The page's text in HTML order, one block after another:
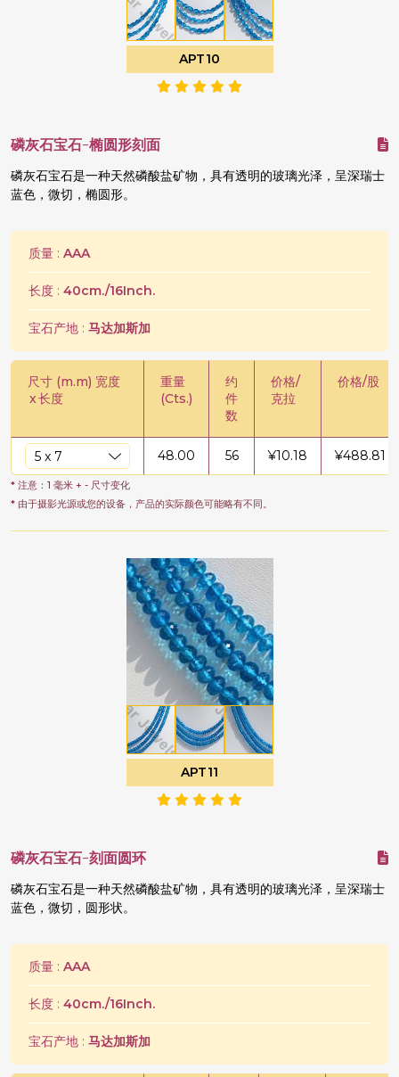
APT10
磷灰石宝石-椭圆形刻面
磷灰石宝石是一种天然磷酸盐矿物，具有透明的玻璃光泽，呈深瑞士
蓝色，微切，椭圆形。
质量 : AAA
长度 : 40cm./16Inch.
宝石产地 : 马达加斯加
尺寸 (m.m) 宽度
x长度
重量
(Cts.)
约
件
数
价格/
克拉
价格/股
48.00 56 ¥10.18 ¥488.81
* 注意：1 毫米 + - 尺寸变化
* 由于摄影光源或您的设备，产品的实际颜色可能略有不同。
APT11
磷灰石宝石-刻面圆环
磷灰石宝石是一种天然磷酸盐矿物，具有透明的玻璃光泽，呈深瑞士
蓝色，微切，圆形状。
质量 : AAA
长度 : 40cm./16Inch.
宝石产地 : 马达加斯加